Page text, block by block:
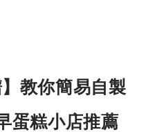
】教你簡易自製
蛋糕小店推薦